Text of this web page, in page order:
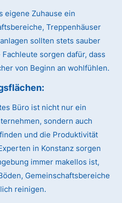
eigene Zuhause ein
Treppenhäuser
sollten stets sauber
sorgen dafür, dass
von Beginn an wohlfühlen.
:
Büro ist nicht nur ein
sondern auch
und die Produktivität
in Konstanz sorgen
immer makellos ist,
Gemeinschaftsbereiche
reinigen.